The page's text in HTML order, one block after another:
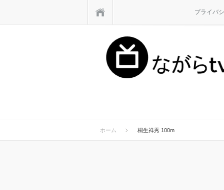
プライバ
ホーム 桐生祥秀 100m